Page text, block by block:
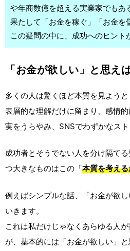
や年商数億を超える実業家でもあ
果たして「お金を稼ぐ」「お金を
この疑問の中に、成功へのヒント
「お金が欲しい」と思え
多くの人は驚くほど本質を見ようと
表層的な理解だけに留まり、感情
実をうらやみ、SNSでわずかなスト
成功者とそうでない人を分け隔て
つ大きなものはこの「本質を考え
例えばシンプルな話、「お金が欲
いきます。
これは私だけじゃなくあらゆる人
が、基本的には「お金が欲しい」